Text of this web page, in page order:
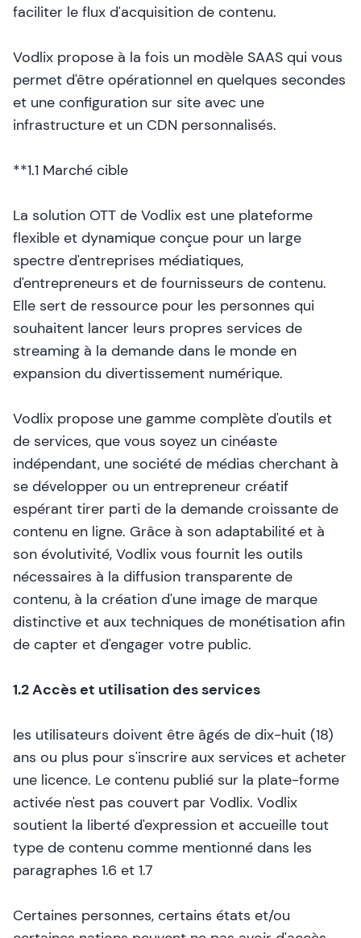
faciliter le flux d'acquisition de contenu.
Vodlix propose à la fois un modèle SAAS qui vous
permet d'être opérationnel en quelques secondes
et une configuration sur site avec une
infrastructure et un CDN personnalisés.
**1.1 Marché cible
La solution OTT de Vodlix est une plateforme
flexible et dynamique conçue pour un large
spectre d'entreprises médiatiques,
d'entrepreneurs et de fournisseurs de contenu.
Elle sert de ressource pour les personnes qui
souhaitent lancer leurs propres services de
streaming à la demande dans le monde en
expansion du divertissement numérique.
Vodlix propose une gamme complète d'outils et
de services, que vous soyez un cinéaste
indépendant, une société de médias cherchant à
se développer ou un entrepreneur créatif
espérant tirer parti de la demande croissante de
contenu en ligne. Grâce à son adaptabilité et à
son évolutivité, Vodlix vous fournit les outils
nécessaires à la diffusion transparente de
contenu, à la création d'une image de marque
distinctive et aux techniques de monétisation afin
de capter et d'engager votre public.
1.2 Accès et utilisation des services
les utilisateurs doivent être âgés de dix-huit (18)
ans ou plus pour s'inscrire aux services et acheter
une licence. Le contenu publié sur la plate-forme
activée n'est pas couvert par Vodlix. Vodlix
soutient la liberté d'expression et accueille tout
type de contenu comme mentionné dans les
paragraphes 1.6 et 1.7
Certaines personnes, certains états et/ou